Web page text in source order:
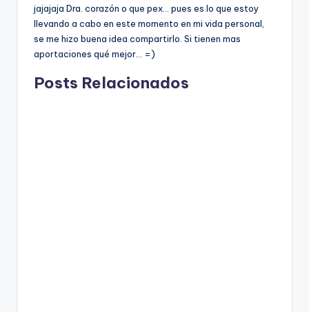
jajajaja Dra. corazón o que pex… pues es lo que estoy
llevando a cabo en este momento en mi vida personal,
se me hizo buena idea compartirlo. Si tienen mas
aportaciones qué mejor… =)
Posts Relacionados